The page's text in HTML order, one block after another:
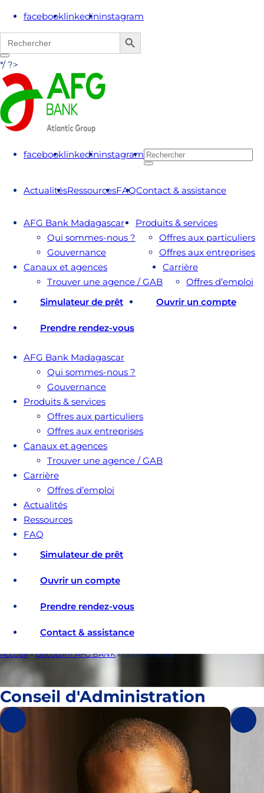
facebooklinkedininstagram
Search
for:
Search Button
*/ ?>
facebooklinkedininstagram
ActualitésRessourcesFAQContact & assistance
AFG Bank Madagascar
Qui sommes-nous ?
Gouvernance
Produits & services
Offres aux particuliers
Offres aux entreprises
Canaux et agences
Trouver une agence / GAB
Carrière
Offres d’emploi
Simulateur de prêt
Ouvrir un compte
Prendre rendez-vous
AFG Bank Madagascar
Qui sommes-nous ?
Gouvernance
Produits & services
Offres aux particuliers
Offres aux entreprises
Canaux et agences
Trouver une agence / GAB
Carrière
Offres d’emploi
Actualités
Ressources
FAQ
Simulateur de prêt
Ouvrir un compte
Prendre rendez-vous
Contact & assistance
Gouvernance
Accueil»Découvrir AFG BANK»Gouvernance
Conseil d'Administration